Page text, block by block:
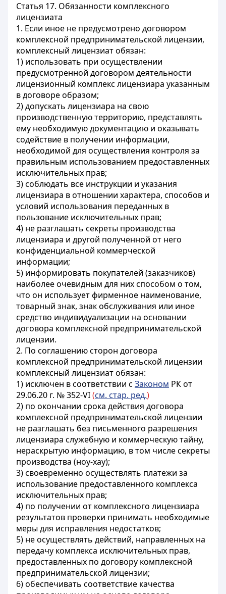
Статья 17. Обязанности комплексного
лицензиата
1. Если иное не предусмотрено договором
комплексной предпринимательской лицензии,
комплексный лицензиат обязан:
1) использовать при осуществлении
предусмотренной договором деятельности
лицензионный комплекс лицензиара указанным
в договоре образом;
2) допускать лицензиара на свою
производственную территорию, представлять
ему необходимую документацию и оказывать
содействие в получении информации,
необходимой для осуществления контроля за
правильным использованием предоставленных
исключительных прав;
3) соблюдать все инструкции и указания
лицензиара в отношении характера, способов и
условий использования переданных в
пользование исключительных прав;
4) не разглашать секреты производства
лицензиара и другой полученной от него
конфиденциальной коммерческой
информации;
5) информировать покупателей (заказчиков)
наиболее очевидным для них способом о том,
что он использует фирменное наименование,
товарный знак, знак обслуживания или иное
средство индивидуализации на основании
договора комплексной предпринимательской
лицензии.
2. По соглашению сторон договора
комплексной предпринимательской лицензии
комплексный лицензиат обязан:
1) исключен в соответствии с Законом РК от
29.06.20 г. № 352-VI(см. стар. ред.)
2) по окончании срока действия договора
комплексной предпринимательской лицензии
не разглашать без письменного разрешения
лицензиара служебную и коммерческую тайну,
нераскрытую информацию, в том числе секреты
производства (ноу-хау);
3) своевременно осуществлять платежи за
использование предоставленного комплекса
исключительных прав;
4) по получении от комплексного лицензиара
результатов проверки принимать необходимые
меры для исправления недостатков;
5) не осуществлять действий, направленных на
передачу комплекса исключительных прав,
предоставленных по договору комплексной
предпринимательской лицензии;
6) обеспечивать соответствие качества